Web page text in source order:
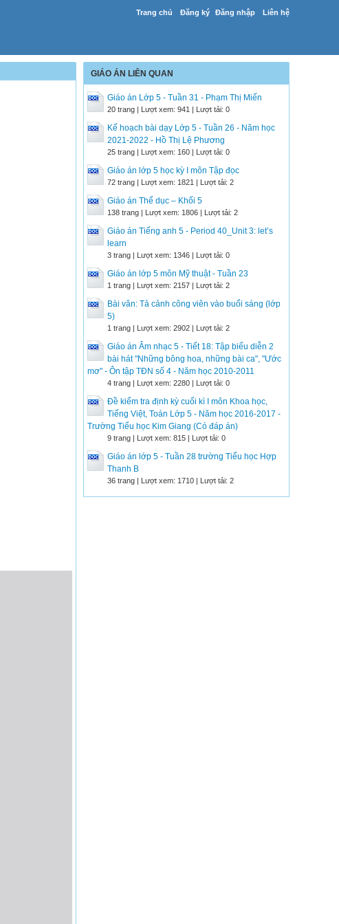
Trang chủ Đăng ký Đăng nhập Liên hệ
GIÁO ÁN LIÊN QUAN
Giáo án Lớp 5 - Tuần 31 - Phạm Thị Miến
20 trang | Lượt xem: 941 | Lượt tải: 0
Kế hoạch bài dạy Lớp 5 - Tuần 26 - Năm học
2021-2022 - Hồ Thị Lệ Phương
25 trang | Lượt xem: 160 | Lượt tải: 0
Giáo án lớp 5 học kỳ I môn Tập đọc
72 trang | Lượt xem: 1821 | Lượt tải: 2
Giáo án Thể dục – Khối 5
138 trang | Lượt xem: 1806 | Lượt tải: 2
Giáo án Tiếng anh 5 - Period 40_Unit 3: let’s
learn
3 trang | Lượt xem: 1346 | Lượt tải: 0
Giáo án lớp 5 môn Mỹ thuật - Tuần 23
1 trang | Lượt xem: 2157 | Lượt tải: 2
Bài văn: Tả cảnh công viên vào buổi sáng (lớp
5)
1 trang | Lượt xem: 2902 | Lượt tải: 2
Giáo án Âm nhạc 5 - Tiết 18: Tập biểu diễn 2
bài hát "Những bông hoa, những bài ca", "Ước
mơ" - Ôn tập TĐN số 4 - Năm học 2010-2011
4 trang | Lượt xem: 2280 | Lượt tải: 0
Đề kiểm tra định kỳ cuối kì I môn Khoa học,
Tiếng Việt, Toán Lớp 5 - Năm học 2016-2017 -
Trường Tiểu học Kim Giang (Có đáp án)
9 trang | Lượt xem: 815 | Lượt tải: 0
Giáo án lớp 5 - Tuần 28 trường Tiểu học Hợp
Thanh B
36 trang | Lượt xem: 1710 | Lượt tải: 2